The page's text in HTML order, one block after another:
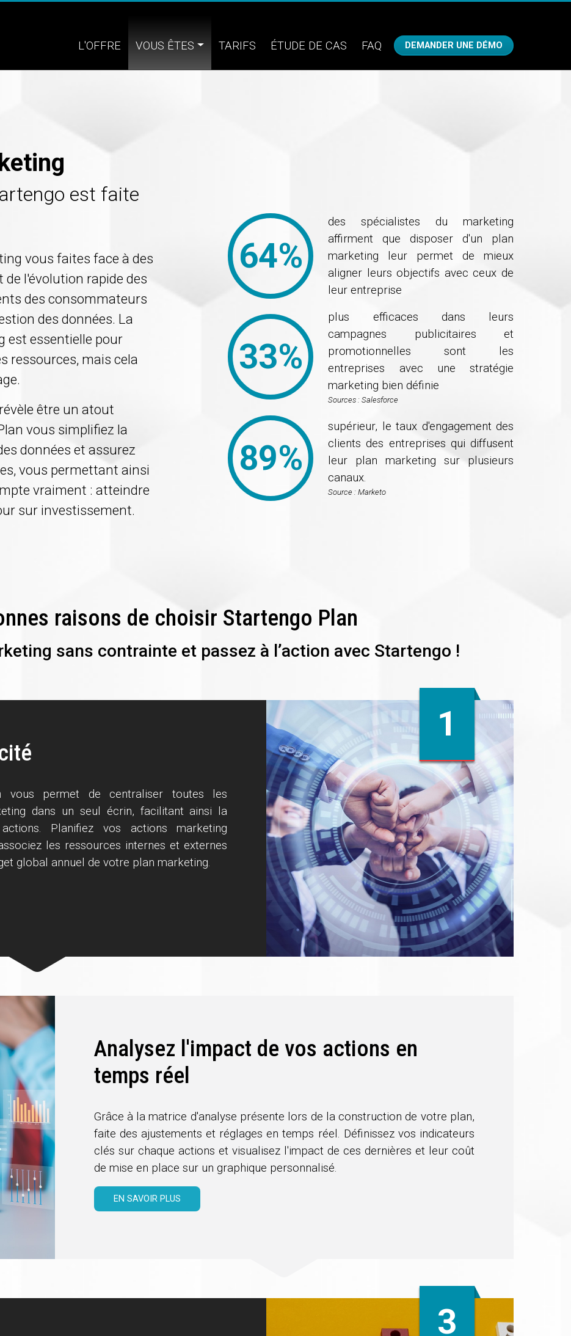
L'OFFRE VOUS ÊTES TARIFS ÉTUDE DE CAS FAQ DEMANDER UNE DÉMO
est faite
vous faites face à des
l'évolution rapide des
des consommateurs
des données. La
est essentielle pour
ressources, mais cela
être un atout
vous simplifiez la
données et assurez
vous permettant ainsi
vraiment : atteindre
sur investissement.
64
des spécialistes du marketing
affirment que disposer d'un plan
marketing leur permet de mieux
aligner leurs objectifs avec ceux de
leur entreprise
33
plus efficaces dans leurs
campagnes publicitaires et
promotionnelles sont les
entreprises avec une stratégie
marketing bien définie
Sources : Salesforce
89
supérieur, le taux d'engagement des
clients des entreprises qui diffusent
leur plan marketing sur plusieurs
canaux.
Source : Marketo
raisons de choisir Startengo Plan
sans contrainte et passez à l’action avec Startengo !
vous permet de centraliser toutes les
dans un seul écrin, facilitant ainsi la
Planifiez vos actions marketing
les ressources internes et externes
global annuel de votre plan marketing.
Analysez l'impact de vos actions en
temps réel
Grâce à la matrice d'analyse présente lors de la construction de votre plan,
faite des ajustements et réglages en temps réel. Définissez vos indicateurs
clés sur chaque actions et visualisez l'impact de ces dernières et leur coût
de mise en place sur un graphique personnalisé.
EN SAVOIR PLUS